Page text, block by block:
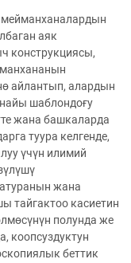
мейманханалардын
аяк
конструкциясы,
айлантып, алардын
шаблондоғу
жана башкаларда
туура келгенде,
үчүн илимий
жана
тайгактоо касиетин
полунда же
коопсуздуктун
беттик